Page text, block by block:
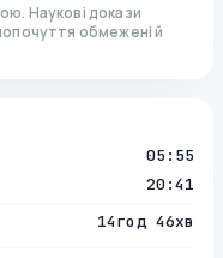
Наукові докази
обмежені й
05:55
20:41
14год 46хв